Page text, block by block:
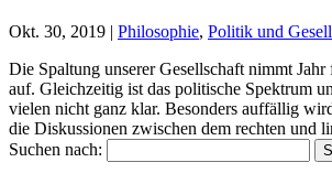
Okt. 30, 2019 | Philosophie, Politik und
Die Spaltung unserer Gesellschaft nimmt Jahr
auf. Gleichzeitig ist das politische Spektrum
vielen nicht ganz klar. Besonders auffällig
die Diskussionen zwischen dem rechten und
Suchen nach: